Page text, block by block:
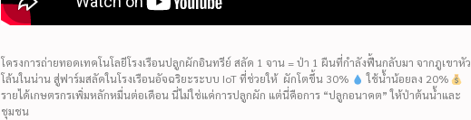
โครงการถ่ายทอดเทคโนโลยีโรงเรือนปลูกผักอินทรีย์ สลัด 1 จาน = ป่า 1 ผืนที่กำลังฟื้นกลับมา จากภูเขาหัว
โล้นในน่าน สู่ฟาร์มสลัดในโรงเรือนอัจฉริยะระบบ IoT ที่ช่วยให้ ผักโตขึ้น 30%
ใช้น้ำน้อยลง 20%
รายได้เกษตรกรเพิ่มหลักหมื่นต่อเดือน นี่ไม่ใช่แค่การปลูกผัก แต่นี่คือการ “ปลูกอนาคต” ให้ป่าต้นน้ำและ
ชุมชน